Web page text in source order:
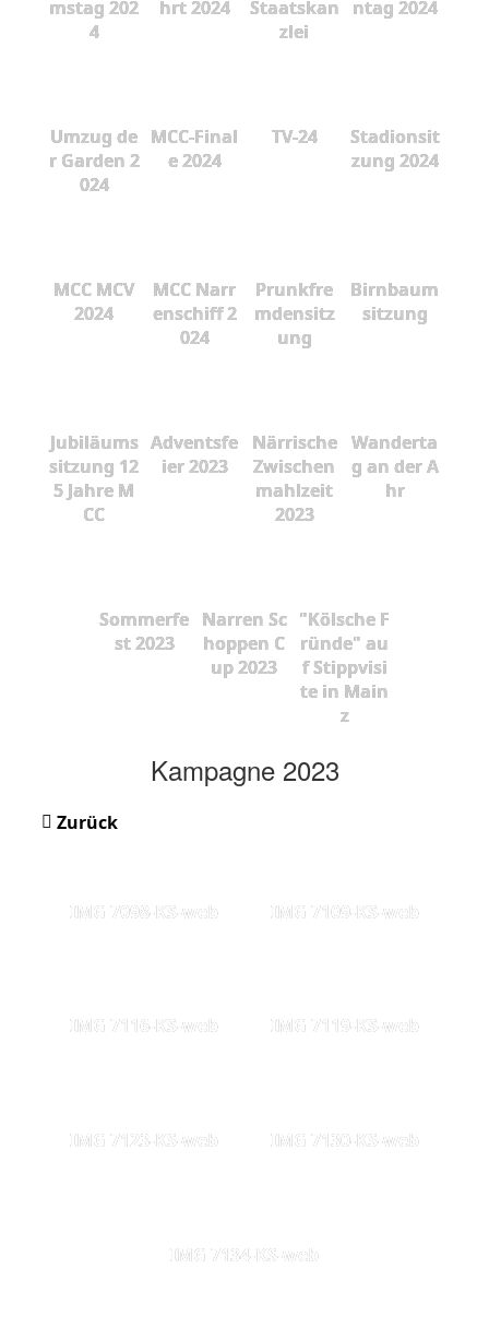
mstag 202
4
hrt 2024
Staatskan
zlei
ntag 2024
Umzug de
r Garden 2
024
MCC-Final
e 2024
TV-24
Stadionsit
zung 2024
MCC MCV
2024
MCC Narr
enschiff 2
024
Prunkfre
mdensitz
ung
Birnbaum
sitzung
Jubiläums
sitzung 12
5 Jahre M
CC
Adventsfe
ier 2023
Närrische
Zwischen
mahlzeit
2023
Wanderta
g an der A
hr
Sommerfe
st 2023
Narren Sc
hoppen C
up 2023
"Kölsche F
ründe" au
f Stippvisi
te in Main
z
Kampagne 2023
Zurück
IMG 7098-KS-web IMG 7109-KS-web
IMG 7116-KS-web IMG 7119-KS-web
IMG 7123-KS-web IMG 7130-KS-web
IMG 7134-KS-web